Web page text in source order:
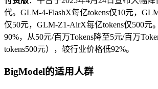
代。GLM-4-FlashX每亿tokens仅10元，
仅50元，GLM-Z1-AirX每亿tokens仅500元
90%，从50元/百万Tokens降至5元/百万
tokens500元），较行业价格低92%。
BigModel的适用人群